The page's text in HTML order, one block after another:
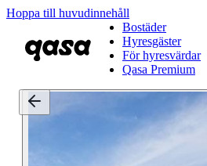
Hoppa till huvudinnehåll
Bostäder
Hyresgäster
För hyresvärdar
Qasa Premium